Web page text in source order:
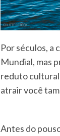
Por séculos, a
Mundial, mas
reduto cultural
atrair você
Antes do